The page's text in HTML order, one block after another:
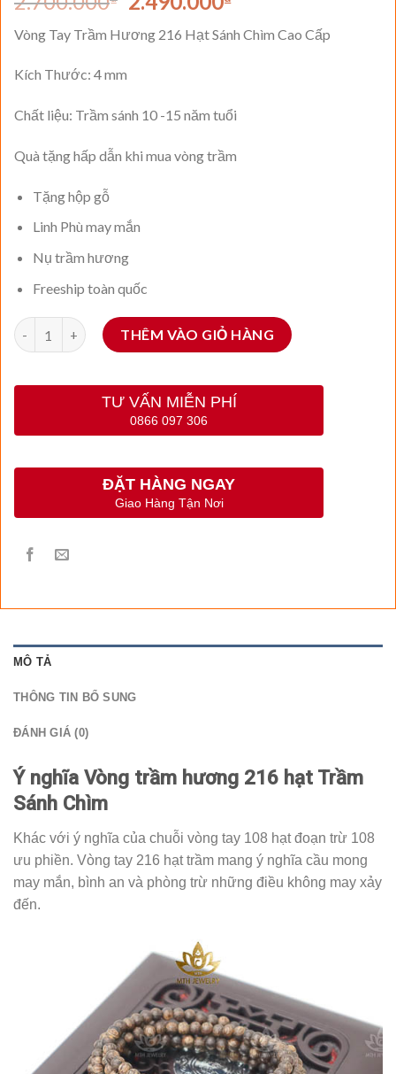
là:
tại
Vòng Tay Trầm Hương 216 Hạt Sánh Chìm Cao Cấp
Kích Thước: 4 mm
Chất liệu: Trầm sánh 10 -15 năm tuổi
Quà tặng hấp dẫn khi mua vòng trầm
Tặng hộp gỗ
Linh Phù may mắn
Nụ trầm hương
Freeship toàn quốc
Số lượng THÊM VÀO GIỎ HÀNG
TƯ VẤN MIỄN PHÍ
0866 097 306
ĐẶT HÀNG NGAY
Giao Hàng Tận Nơi
MÔ TẢ
THÔNG TIN BỔ SUNG
ĐÁNH GIÁ (0)
Ý nghĩa Vòng trầm hương 216 hạt Trầm
Sánh Chìm
Khác với ý nghĩa của chuỗi vòng tay 108 hạt đoạn trừ 108
ưu phiền. Vòng tay 216 hạt trầm mang ý nghĩa cầu mong
may mắn, bình an và phòng trừ những điều không may xảy
đến.